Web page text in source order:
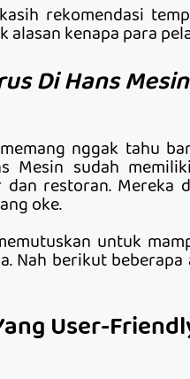
rekomendasi
alasan kenapa para
Di Hans
nggak tahu
Mesin sudah
restoran. Mereka
oke.
untuk
Nah berikut
User-